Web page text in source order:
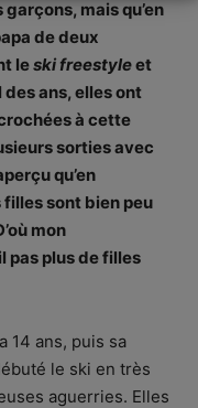
mais qu’en
de deux
leski freestyleet
ans, elles ont
à cette
sorties avec
qu’en
sont bien peu
mon
pas plus de filles
14 ans, puis sa
le ski en très
aguerries. Elles